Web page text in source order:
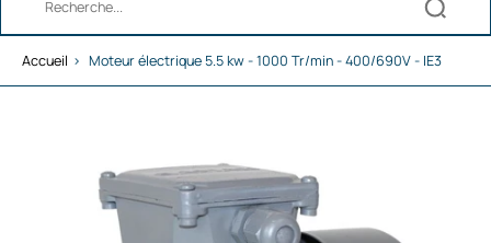
Accueil › Moteur électrique 5.5 kw - 1000 Tr/min - 400/690V - IE3